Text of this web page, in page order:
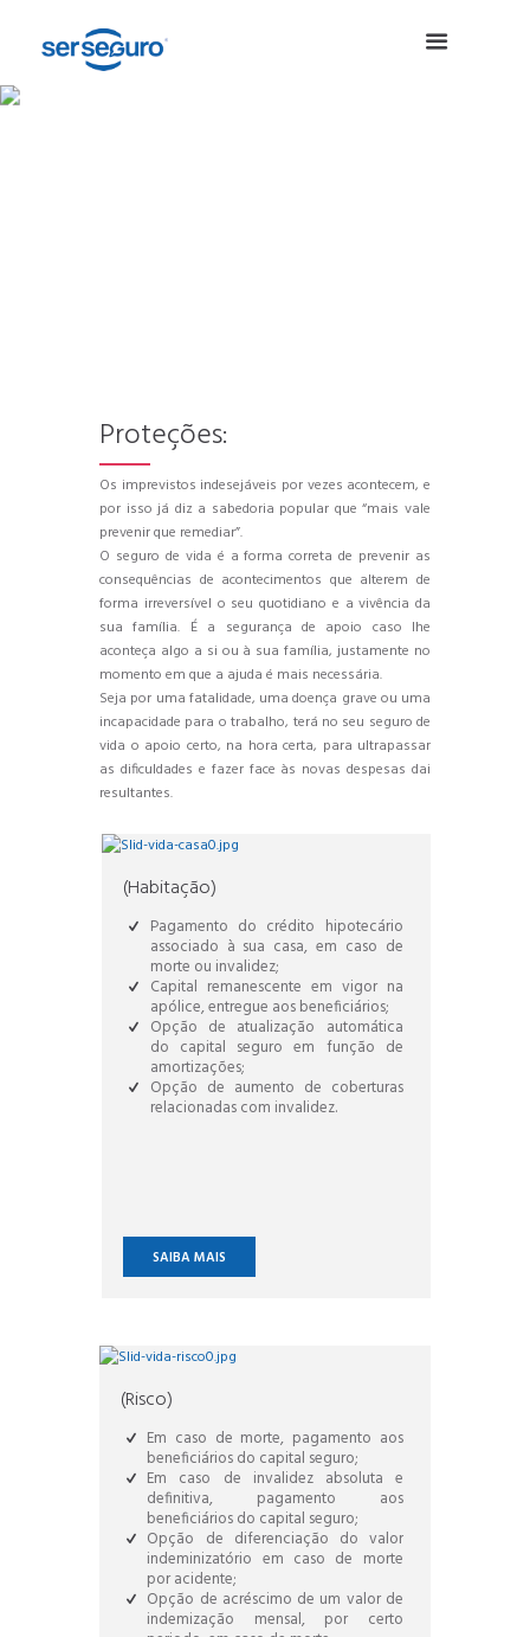
Proteções:
Os imprevistos indesejáveis por vezes acontecem, e
por isso já diz a sabedoria popular que “mais vale
prevenir que remediar”.
O seguro de vida é a forma correta de prevenir as
consequências de acontecimentos que alterem de
forma irreversível o seu quotidiano e a vivência da
sua família. É a segurança de apoio caso lhe
aconteça algo a si ou à sua família, justamente no
momento em que a ajuda é mais necessária.
Seja por uma fatalidade, uma doença grave ou uma
incapacidade para o trabalho, terá no seu seguro de
vida o apoio certo, na hora certa, para ultrapassar
as dificuldades e fazer face às novas despesas dai
resultantes.
(Habitação)
Pagamento do crédito hipotecário
associado à sua casa, em caso de
morte ou invalidez;
Capital remanescente em vigor na
apólice, entregue aos beneficiários;
Opção de atualização automática
do capital seguro em função de
amortizações;
Opção de aumento de coberturas
relacionadas com invalidez.
SAIBA MAIS
(Risco)
Em caso de morte, pagamento aos
beneficiários do capital seguro;
Em caso de invalidez absoluta e
definitiva, pagamento aos
beneficiários do capital seguro;
Opção de diferenciação do valor
indeminizatório em caso de morte
por acidente;
Opção de acréscimo de um valor de
indemização mensal, por certo